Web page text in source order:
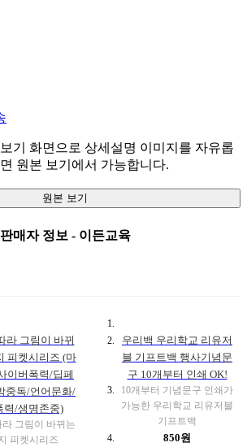
기 화면으로 상세설명 이미지를 자유롭
원본 보기에서 가능합니다.
원본 보기
판매자 정보 - 이든교육
라 그림이 바뀌
피켓시리즈 (마
이버폭력/딥페
중독/언어문화/
력/생명존중)
라 그림이 바뀌는
피켓시리즈
우리백 우리학교 리유저
블 기프트백 행사기념문
구 10개부터 인쇄 OK!
10개부터 기념문구 인쇄가
가능한 우리학교 리유저블
기프트백
850원